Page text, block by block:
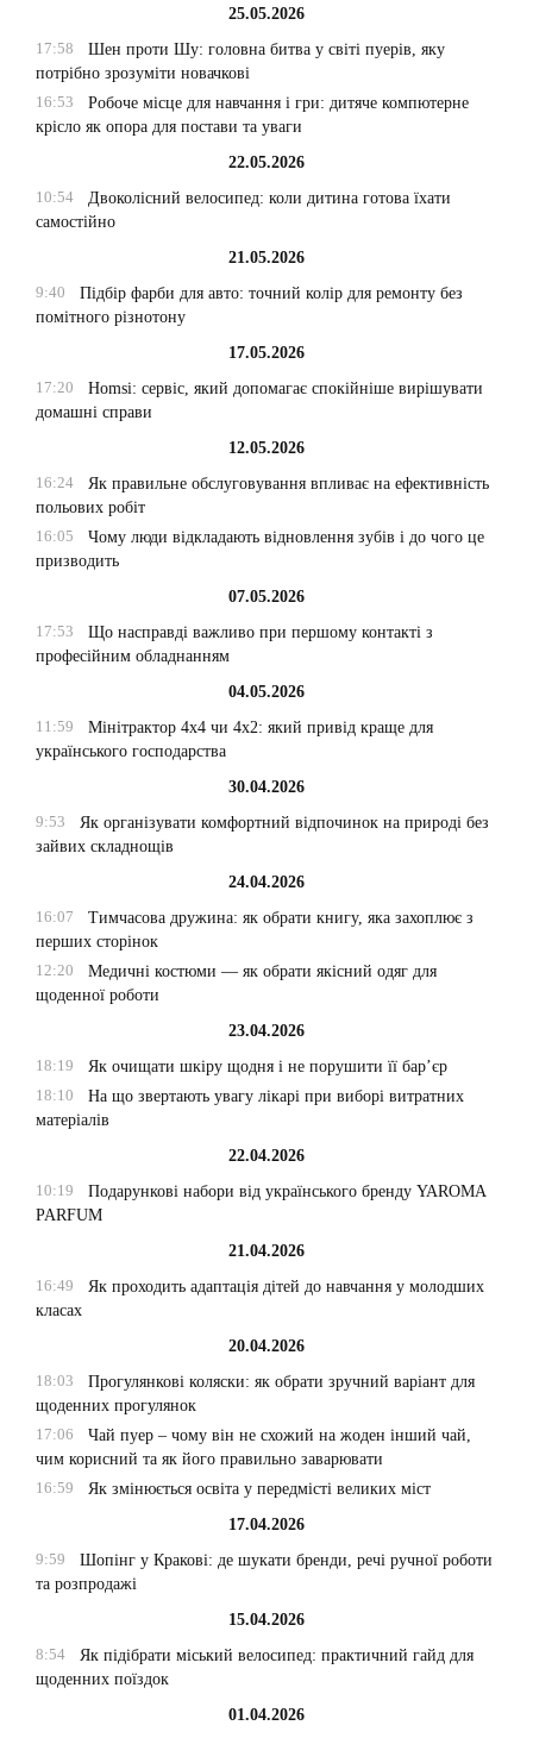
25.05.2026
17:58
Шен проти Шу: головна битва у світі пуерів, яку
потрібно зрозуміти новачкові
16:53
Робоче місце для навчання і гри: дитяче компютерне
крісло як опора для постави та уваги
22.05.2026
10:54
Двоколісний велосипед: коли дитина готова їхати
самостійно
21.05.2026
9:40
Підбір фарби для авто: точний колір для ремонту без
помітного різнотону
17.05.2026
17:20
Homsi: сервіс, який допомагає спокійніше вирішувати
домашні справи
12.05.2026
16:24
Як правильне обслуговування впливає на ефективність
польових робіт
16:05
Чому люди відкладають відновлення зубів і до чого це
призводить
07.05.2026
17:53
Що насправді важливо при першому контакті з
професійним обладнанням
04.05.2026
11:59
Мінітрактор 4х4 чи 4х2: який привід краще для
українського господарства
30.04.2026
9:53
Як організувати комфортний відпочинок на природі без
зайвих складнощів
24.04.2026
16:07
Тимчасова дружина: як обрати книгу, яка захоплює з
перших сторінок
12:20
Медичні костюми — як обрати якісний одяг для
щоденної роботи
23.04.2026
18:19
Як очищати шкіру щодня і не порушити її бар’єр
18:10
На що звертають увагу лікарі при виборі витратних
матеріалів
22.04.2026
10:19
Подарункові набори від українського бренду YAROMA
PARFUM
21.04.2026
16:49
Як проходить адаптація дітей до навчання у молодших
класах
20.04.2026
18:03
Прогулянкові коляски: як обрати зручний варіант для
щоденних прогулянок
17:06
Чай пуер – чому він не схожий на жоден інший чай,
чим корисний та як його правильно заварювати
16:59
Як змінюється освіта у передмісті великих міст
17.04.2026
9:59
Шопінг у Кракові: де шукати бренди, речі ручної роботи
та розпродажі
15.04.2026
8:54
Як підібрати міський велосипед: практичний гайд для
щоденних поїздок
01.04.2026